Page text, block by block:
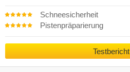
Schneesicherheit
Pistenpräparierung
Testbericht